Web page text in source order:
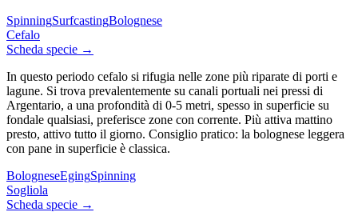
SpinningSurfcastingBolognese
Cefalo
Scheda specie →
In questo periodo cefalo si rifugia nelle zone più riparate di porti e
lagune. Si trova prevalentemente su canali portuali nei pressi di
Argentario, a una profondità di 0-5 metri, spesso in superficie su
fondale qualsiasi, preferisce zone con corrente. Più attiva mattino
presto, attivo tutto il giorno. Consiglio pratico: la bolognese leggera
con pane in superficie è classica.
BologneseEgingSpinning
Sogliola
Scheda specie →